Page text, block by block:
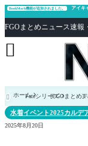
BookMark機能が追加されました。
アイキ

 ホームFateシリーズ[FGOまとめ
水着イベント2025カルデ
2025年8月20日